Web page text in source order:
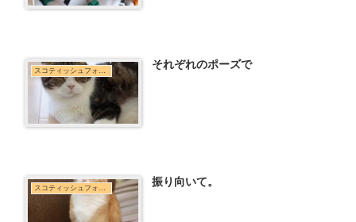
それぞれのポーズで
スコティッシュフォールド 振り向いて。